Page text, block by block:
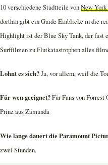
10 verschiedene Stadtteile vonNew
dorthin gibt ein Guide Einblicke in die
Highlight ist der Blue Sky Tank, der
Surffilmen zu Flutkatastrophen alles
Lohnt es sich?Ja, vor allem, weil die
Für wen geeignet?Für Fans von Forrest
Prinz aus Zamunda
Wie lange dauert die Paramount
zwei Stunden.